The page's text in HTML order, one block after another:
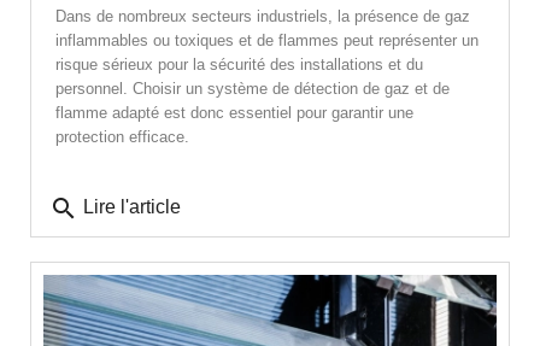
Dans de nombreux secteurs industriels, la présence de gaz
inflammables ou toxiques et de flammes peut représenter un
risque sérieux pour la sécurité des installations et du
personnel. Choisir un système de détection de gaz et de
flamme adapté est donc essentiel pour garantir une
protection efficace.
search Lire l'article